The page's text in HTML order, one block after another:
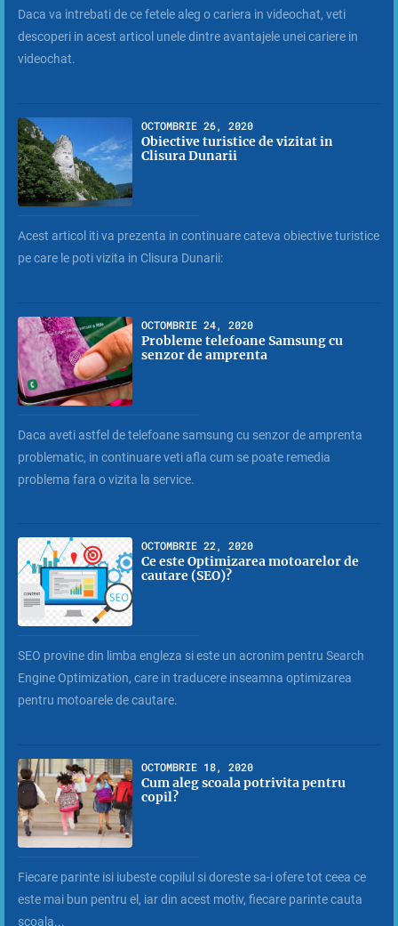
Daca va intrebati de ce fetele aleg o cariera in videochat, veti
descoperi in acest articol unele dintre avantajele unei cariere in
videochat.
OCTOMBRIE 26, 2020
Obiective turistice de vizitat in
Clisura Dunarii
Acest articol iti va prezenta in continuare cateva obiective turistice
pe care le poti vizita in Clisura Dunarii:
OCTOMBRIE 24, 2020
Probleme telefoane Samsung cu
senzor de amprenta
Daca aveti astfel de telefoane samsung cu senzor de amprenta
problematic, in continuare veti afla cum se poate remedia
problema fara o vizita la service.
OCTOMBRIE 22, 2020
Ce este Optimizarea motoarelor de
cautare (SEO)?
SEO provine din limba engleza si este un acronim pentru Search
Engine Optimization, care in traducere inseamna optimizarea
pentru motoarele de cautare.
OCTOMBRIE 18, 2020
Cum aleg scoala potrivita pentru
copil?
Fiecare parinte isi iubeste copilul si doreste sa-i ofere tot ceea ce
este mai bun pentru el, iar din acest motiv, fiecare parinte cauta
scoala...